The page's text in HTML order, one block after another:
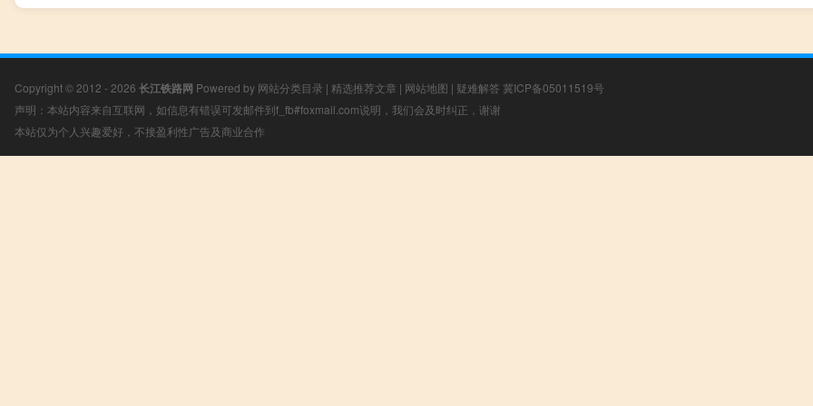
Copyright © 2012 - 2026 长江铁路网 Powered by 网站分类目录 | 精选推荐文章 | 网站地图 | 疑难解答 冀ICP备05011519号
声明：本站内容来自互联网，如信息有错误可发邮件到f_fb#foxmail.com说明，我们会及时纠正，谢谢
本站仅为个人兴趣爱好，不接盈利性广告及商业合作